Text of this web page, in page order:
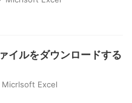
イルをダウンロードする
Micrlsoft Excel